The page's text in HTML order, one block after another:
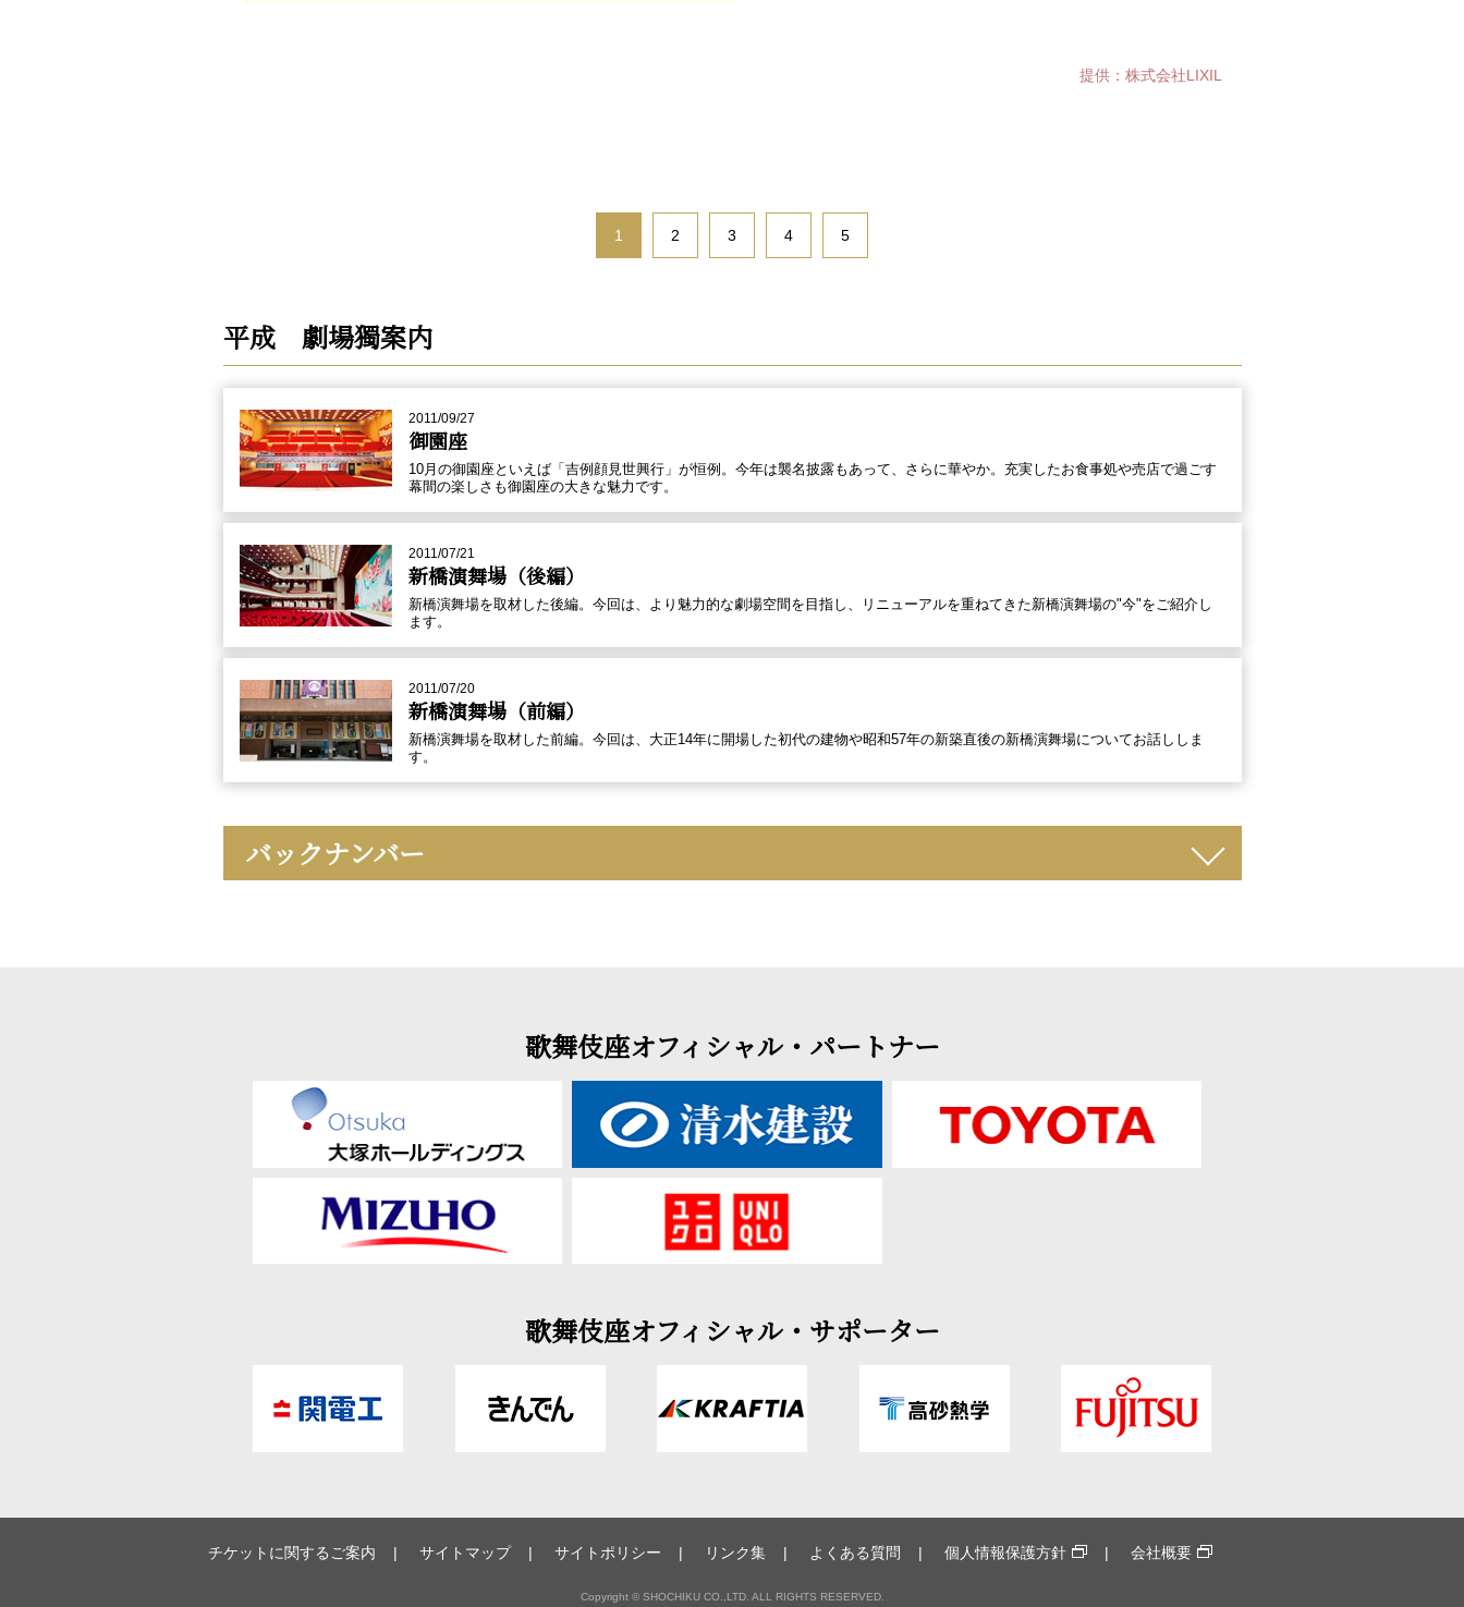
提供：株式会社LIXIL
1 2 3 4 5
平成 劇場獨案内
2011/09/27
御園座
10月の御園座といえば「吉例顔見世興行」が恒例。今年は襲名披露もあって、さらに華やか。充実したお食事処や売店で過ごす
幕間の楽しさも御園座の大きな魅力です。
2011/07/21
新橋演舞場（後編）
新橋演舞場を取材した後編。今回は、より魅力的な劇場空間を目指し、リニューアルを重ねてきた新橋演舞場の"今"をご紹介し
ます。
2011/07/20
新橋演舞場（前編）
新橋演舞場を取材した前編。今回は、大正14年に開場した初代の建物や昭和57年の新築直後の新橋演舞場についてお話ししま
す。
バックナンバー
歌舞伎座オフィシャル・パートナー
歌舞伎座オフィシャル・サポーター
チケットに関するご案内 サイトマップ サイトポリシー リンク集 よくある質問 個人情報保護方針 会社概要
Copyright © SHOCHIKU CO.,LTD. ALL RIGHTS RESERVED.